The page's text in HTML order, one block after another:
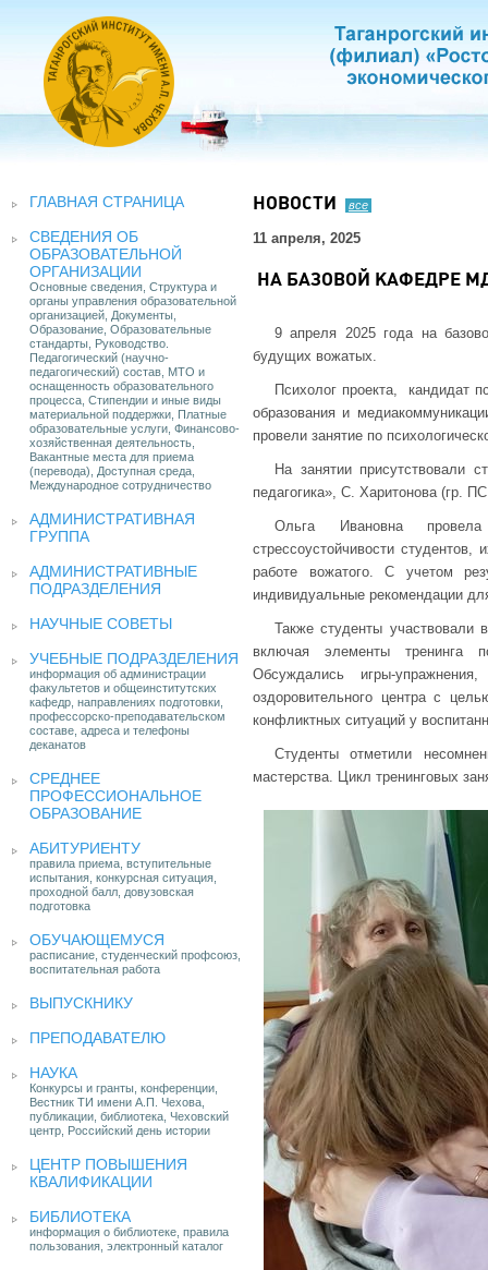
ГЛАВНАЯ СТРАНИЦА
СВЕДЕНИЯ ОБ
ОБРАЗОВАТЕЛЬНОЙ
ОРГАНИЗАЦИИ
Основные сведения, Структура и
органы управления образовательной
организацией, Документы,
Образование, Образовательные
стандарты, Руководство.
Педагогический (научно-
педагогический) состав, МТО и
оснащенность образовательного
процесса, Стипендии и иные виды
материальной поддержки, Платные
образовательные услуги, Финансово-
хозяйственная деятельность,
Вакантные места для приема
(перевода), Доступная среда,
Международное сотрудничество
АДМИНИСТРАТИВНАЯ
ГРУППА
АДМИНИСТРАТИВНЫЕ
ПОДРАЗДЕЛЕНИЯ
НАУЧНЫЕ СОВЕТЫ
УЧЕБНЫЕ ПОДРАЗДЕЛЕНИЯ
информация об администрации
факультетов и общеинститутских
кафедр, направлениях подготовки,
профессорско-преподавательском
составе, адреса и телефоны
деканатов
СРЕДНЕЕ
ПРОФЕССИОНАЛЬНОЕ
ОБРАЗОВАНИЕ
АБИТУРИЕНТУ
правила приема, вступительные
испытания, конкурсная ситуация,
проходной балл, довузовская
подготовка
ОБУЧАЮЩЕМУСЯ
расписание, студенческий профсоюз,
воспитательная работа
ВЫПУСКНИКУ
ПРЕПОДАВАТЕЛЮ
НАУКА
Конкурсы и гранты, конференции,
Вестник ТИ имени А.П. Чехова,
публикации, библиотека, Чеховский
центр, Российский день истории
ЦЕНТР ПОВЫШЕНИЯ
КВАЛИФИКАЦИИ
БИБЛИОТЕКА
информация о библиотеке, правила
пользования, электронный каталог
НОВОСТИ все
11 апреля, 2025
НА БАЗОВОЙ КАФЕДРЕ
9 апреля 2025 года на
будущих вожатых.
Психолог проекта, кандидат
образования и
провели занятие по
На занятии присутствовали
педагогика», С. Харитонова (гр.
Ольга Ивановна провела
стрессоустойчивости студентов,
работе вожатого. С учетом
индивидуальные рекомендации
Также студенты участвовали
включая элементы тренинга
Обсуждались игры-
оздоровительного центра с
конфликтных ситуаций у
Студенты отметили
мастерства. Цикл тренинговых